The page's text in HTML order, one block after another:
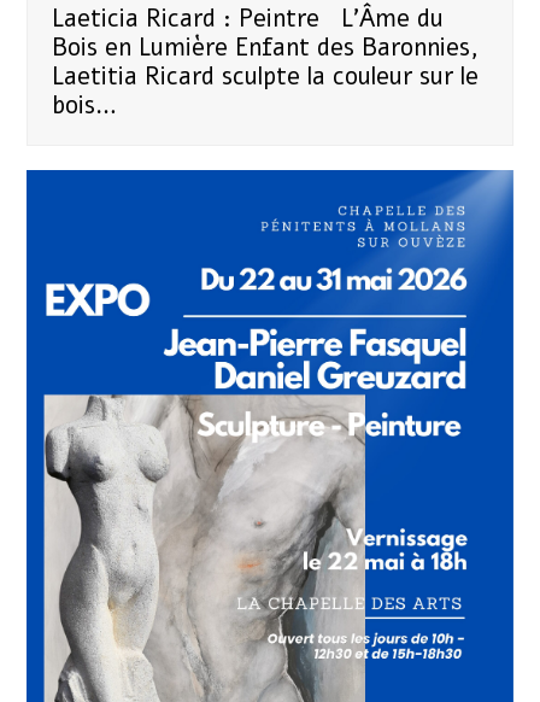
Laeticia Ricard : Peintre L'Âme du
Bois en Lumière ​Enfant des Baronnies,
Laetitia Ricard sculpte la couleur sur le
bois…